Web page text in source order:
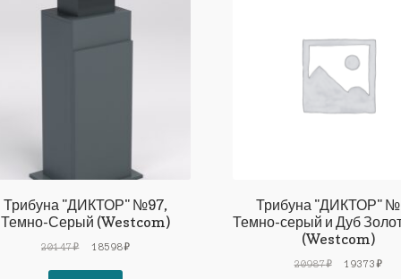
Трибуна "ДИКТОР" №97,
Темно-Серый (Westcom)
20147₽
Первоначальная
18598₽Текущая
Трибуна "ДИКТОР"
Темно-серый и Дуб
(Westcom)
20987₽ 19373₽